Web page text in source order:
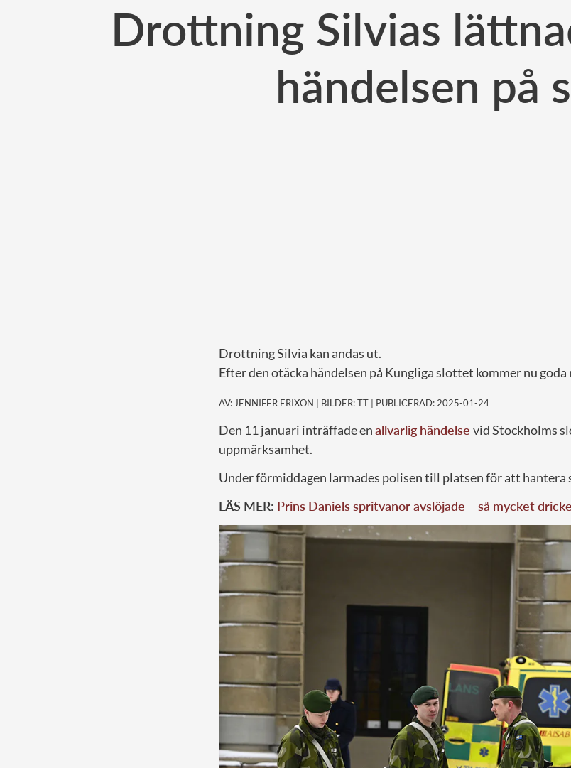
Drottning Silvias
händelsen på
Drottning Silvia kan andas ut.
Efter den otäcka händelsen på Kungliga slottet kommer nu goda
AV: JENNIFER ERIXON | BILDER: TT | PUBLICERAD: 2025-01-24
Den 11 januari inträffade enallvarlig händelse vid Stockholms
uppmärksamhet.
Under förmiddagen larmades polisen till platsen för att hantera
LÄS MER: Prins Daniels spritvanor avslöjade – så mycket